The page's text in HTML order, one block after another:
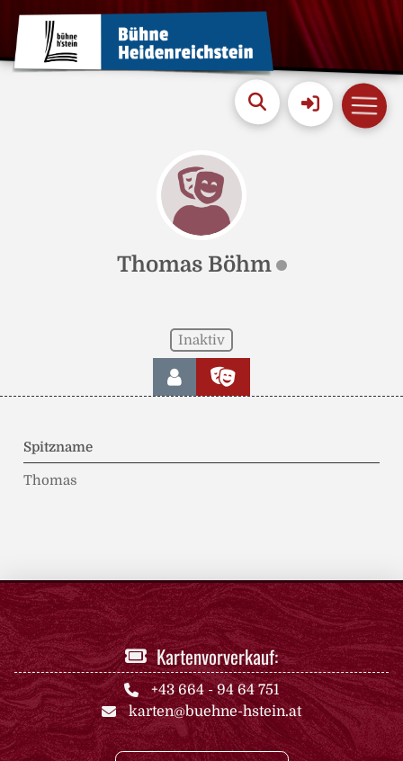
Thomas Böhm
Inaktiv
Spitzname
Thomas
Kartenvorverkauf:
+43 664 - 94 64 751
karten@buehne-hstein.at